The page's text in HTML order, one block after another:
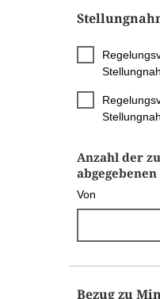
Anzahl der
Von
Bezug zu